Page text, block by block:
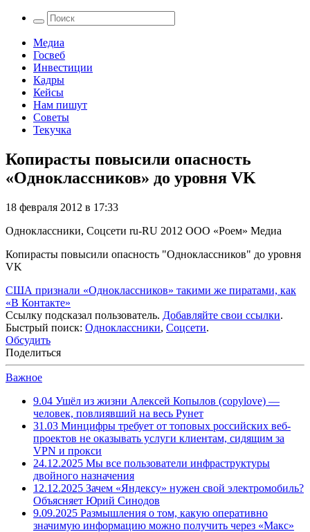
Медиа
Госвеб
Инвестиции
Кадры
Кейсы
Нам пишут
Советы
Текучка
Копирасты повысили опасность
«Одноклассников» до уровня VK
18 февраля 2012 в 17:33
Одноклассники, Соцсети ru-RU 2012 ООО «Роем» Медиа
Копирасты повысили опасность "Одноклассников" до уровня
VK
США признали «Одноклассников» такими же пиратами, как
«В Контакте»
Ссылку подсказал пользователь. Добавляйте свои ссылки.
Быстрый поиск: Одноклассники, Соцсети.
Обсудить
Поделиться
Важное
9.04 Ушёл из жизни Алексей Копылов (copylove) —
человек, повлиявший на весь Рунет
31.03 Минцифры требует от топовых российских веб-
проектов не оказывать услуги клиентам, сидящим за
VPN и прокси
24.12.2025 Мы все пользователи инфраструктуры
двойного назначения
12.12.2025 Зачем «Яндексу» нужен свой электромобиль?
Объясняет Юрий Синодов
9.09.2025 Размышления о том, какую оперативно
значимую информацию можно получить через «Макс»